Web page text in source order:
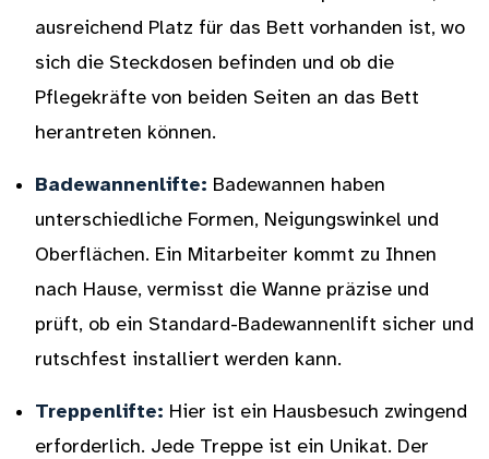
ausreichend Platz für das Bett vorhanden ist, wo
sich die Steckdosen befinden und ob die
Pflegekräfte von beiden Seiten an das Bett
herantreten können.
Badewannenlifte: Badewannen haben
unterschiedliche Formen, Neigungswinkel und
Oberflächen. Ein Mitarbeiter kommt zu Ihnen
nach Hause, vermisst die Wanne präzise und
prüft, ob ein Standard-Badewannenlift sicher und
rutschfest installiert werden kann.
Treppenlifte: Hier ist ein Hausbesuch zwingend
erforderlich. Jede Treppe ist ein Unikat. Der